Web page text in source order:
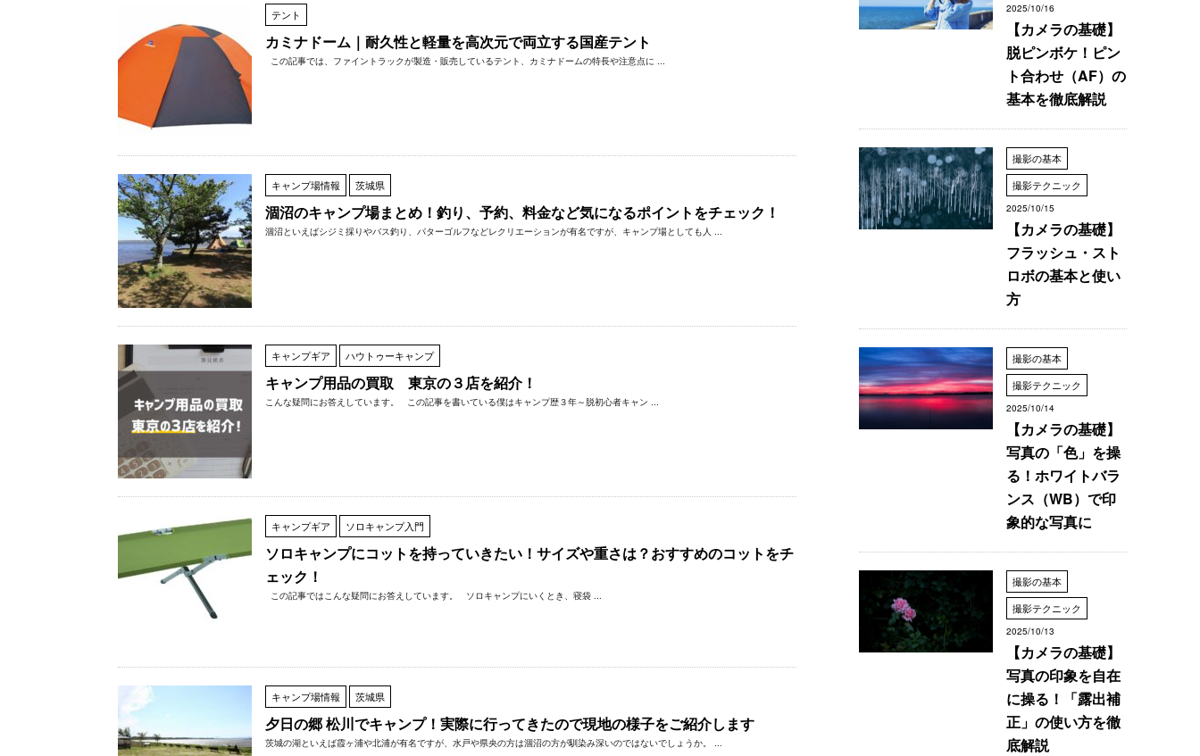
テント
カミナドーム｜耐久性と軽量を高次元で両立する国産テント
この記事では、ファイントラックが製造・販売しているテント、カミナドームの特長や注意点に ...
キャンプ場情報 茨城県
涸沼のキャンプ場まとめ！釣り、予約、料金など気になるポイントをチェック！
涸沼といえばシジミ採りやバス釣り、パターゴルフなどレクリエーションが有名ですが、キャンプ場としても人 ...
キャンプギア ハウトゥーキャンプ
キャンプ用品の買取 東京の３店を紹介！
こんな疑問にお答えしています。 この記事を書いている僕はキャンプ歴３年～脱初心者キャン ...
キャンプギア ソロキャンプ入門
ソロキャンプにコットを持っていきたい！サイズや重さは？おすすめのコットをチ
ェック！
この記事ではこんな疑問にお答えしています。 ソロキャンプにいくとき、寝袋 ...
キャンプ場情報 茨城県
夕日の郷 松川でキャンプ！実際に行ってきたので現地の様子をご紹介します
茨城の湖といえば霞ヶ浦や北浦が有名ですが、水戸や県央の方は涸沼の方が馴染み深いのではないでしょうか。 ...
2025/10/16
【カメラの基礎】
脱ピンボケ！ピン
ト合わせ（AF）の
基本を徹底解説
撮影の基本
撮影テクニック
2025/10/15
【カメラの基礎】
フラッシュ・スト
ロボの基本と使い
方
撮影の基本
撮影テクニック
2025/10/14
【カメラの基礎】
写真の「色」を操
る！ホワイトバラ
ンス（WB）で印
象的な写真に
撮影の基本
撮影テクニック
2025/10/13
【カメラの基礎】
写真の印象を自在
に操る！「露出補
正」の使い方を徹
底解説